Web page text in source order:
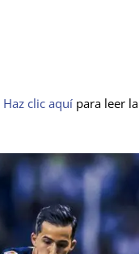
Haz clic aquí para leer la